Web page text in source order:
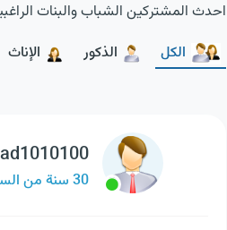
احدث المشتركين الشباب والبنات
الكل
الذكور الإناث
30 سنة من السعودية